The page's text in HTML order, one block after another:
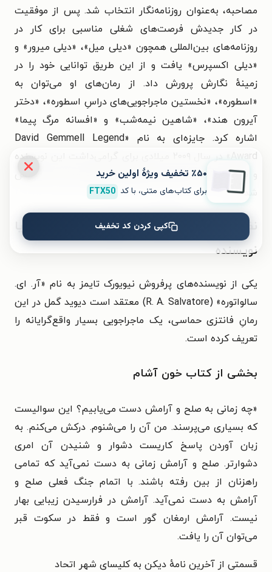
مصاحبه، به‌عنوان روزنامه‌نگار انتخاب شد. پس از موفقیت
در کار جدیدش فرصت‌های شغلی مناسبی برای کار در
روزنامه‌های بین‌المللی همچون «دیلی میل»، «دیلی میرور» و
«دیلی اکسپرس» یافت و از این طریق توانایی خود را در
زمینهٔ نگارش پرورش داد. از رمان‌های او می‌توان به
«اسطوره»، «نخستین ماجراجویی‌های دراسِ اسطوره»، «دختر
آیرون هند»، «شاهین نیمه‌شب» و «افسانه مرگ پیما»
اشاره کرد. جایزه‌ای به نام
«David Gemmell Legend
Award» در سال ۲۰۰۹ میلادی برای گرامی‌داشت این نویسنده
و برای تجلیل از بهترین رمان‌های فانتزیِ حماسی تأسیس
شد.
نظر افراد و مجله‌های مشهور درباره کتاب یا
نویسنده
یکی از نویسنده‌های پرفروش نیویورک تایمز به نام «آر. ای.
سالواتوره
» (R. A. Salvatore) معتقد است دیوید گمل در این
رمانِ فانتزی حماسی، یک ماجراجویی بسیار واقع‌گرایانه را
تعریف کرده است.
بخشی از کتاب خون آشام
«چه زمانی به صلح و آرامش دست می‌یابیم؟ این سوالیست
که بسیاری می‌پرسند. من آن را می‌شنوم. درکش می‌کنم. به
زبان آوردن پاسخ کاریست دشوار و شنیدن آن امری
دشوارتر. صلح و آرامش زمانی به دست نمی‌آید که تمامی
راهزنان از بین رفته باشند. با اتمام جنگ فعلی صلح و
آرامش به دست نمی‌آید. آرامش در فرارسیدن زیبایی بهار
نیست. آرامش ارمغان گور است و فقط در سکوت قبر
می‌توان آن را یافت.
قسمتی از آخرین نامهٔ دیکن به کلیسای شهر اتحاد
٪۵۰ تخفیف ویژۀ اولین خرید
برای کتاب‌های متنی، با کد FTX50
کپی کردن کد تخفیف